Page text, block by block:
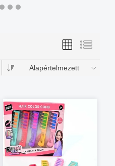
Alapértelmezett